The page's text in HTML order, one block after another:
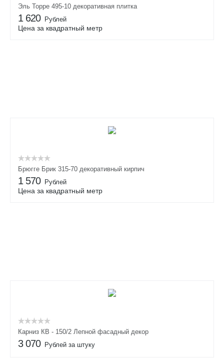
Эль Торре 495-10 декоративная плитка
1 620 Рублей
Цена за квадратный метр
Брюгге Брик 315-70 декоративный кирпич
1 570 Рублей
Цена за квадратный метр
Карниз КВ - 150/2 Лепной фасадный декор
3 070 Рублей за штуку